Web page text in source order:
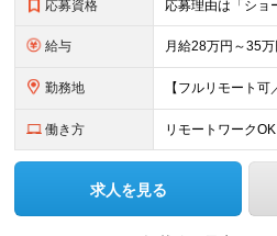
応募資格
給与
勤務地
働き方 リモートワークOK
求人を見る